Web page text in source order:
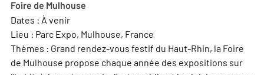
Foire de Mulhouse
Dates : À venir
Lieu : Parc Expo, Mulhouse, France
Thèmes : Grand rendez-vous festif du Haut-Rhin, la Foire
de Mulhouse propose chaque année des expositions sur